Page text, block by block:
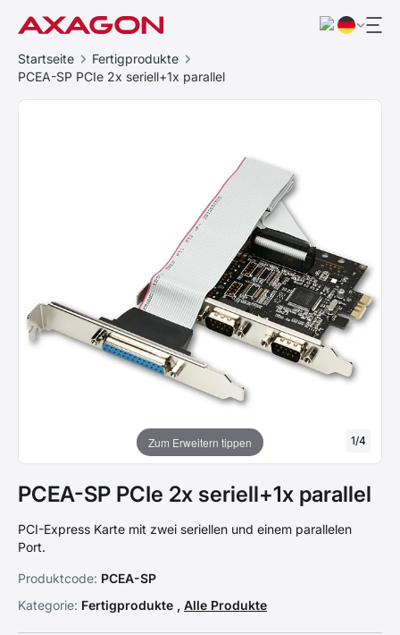
Startseite
Fertigprodukte
PCEA-SP PCIe 2x seriell+1x parallel
Zum Erweitern tippen 1/4
PCEA-SP PCIe 2x seriell+1x parallel
PCI-Express Karte mit zwei seriellen und einem parallelen
Port.
Produktcode: PCEA-SP
Kategorie: Fertigprodukte , Alle Produkte